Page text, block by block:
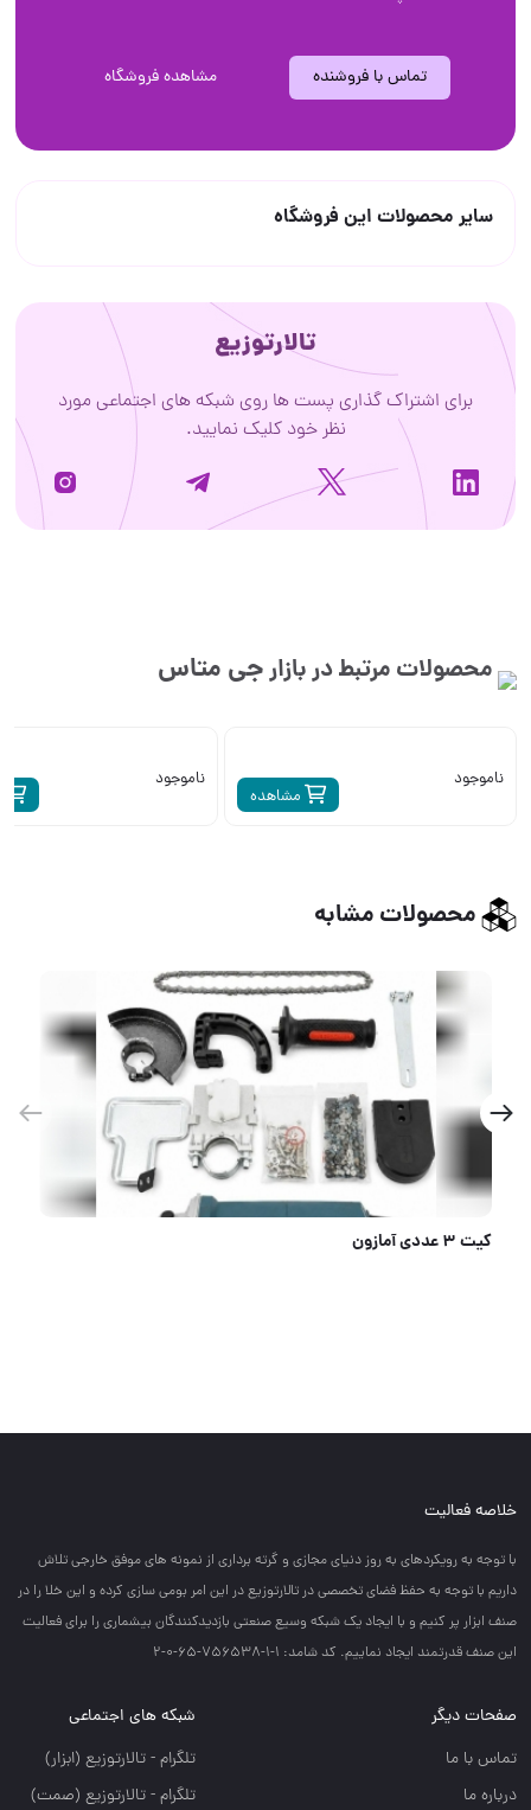
تماس با فروشنده مشاهده فروشگاه
سایر محصولات این فروشگاه
تالارتوزیع
برای اشتراک گذاری پست ها روی شبکه های اجتماعی مورد
نظر خود کلیک نمایید.
محصولات مرتبط در بازارجی متاس
مشاهده
ناموجود ناموجود
محصولات مشابه
کیت ۳ عددی آمازون
خلاصه فعالیت
با توجه به رويكردهاي به روز دنياي مجازي و گرته برداري از نمونه هاي موفق خارجي تلاش
داريم با توجه به حفظ فضاي تخصصي در تالارتوزيع در اين امر بومي سازي كرده و اين خلا را در
صنف ابزار پر كنيم و با ايجاد يك شبكه وسيع صنعتي بازديدكنندگان بيشماري را براي فعاليت
اين صنف قدرتمند ايجاد نماييم. کد شامد: 1-1-756538-65-0-2
صفحات دیگر
تماس با ما
درباره ما
شبکه های اجتماعی
تلگرام - تالارتوزيع (ابزار)
تلگرام - تالارتوزيع (صمت)